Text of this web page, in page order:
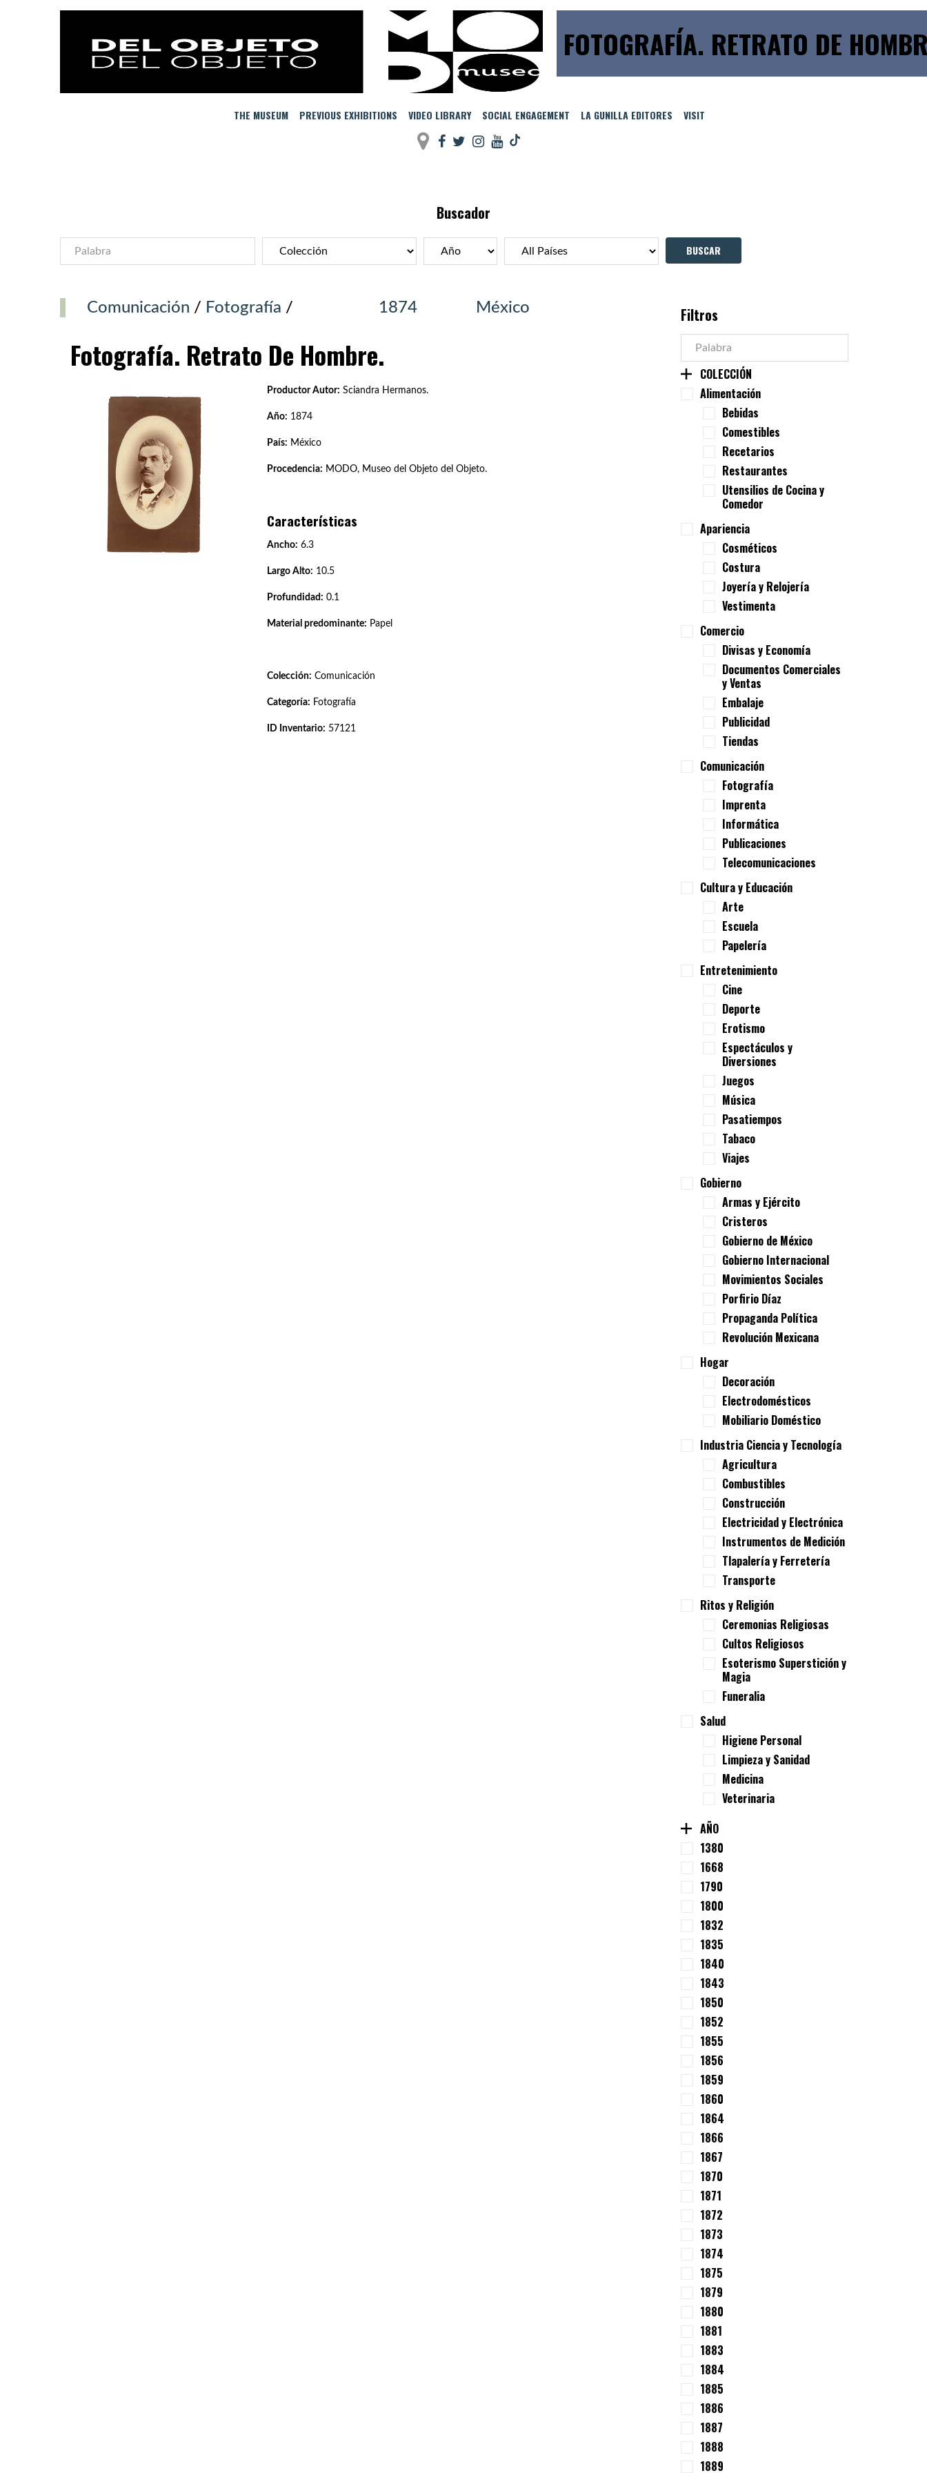
FOTOGRAFÍA. RETRATO DE
THE MUSEUM PREVIOUS EXHIBITIONS VIDEO LIBRARY SOCIAL ENGAGEMENT LA GUNILLA EDITORES VISIT
Buscador
Comunicación / Fotografía / 1874 México
Fotografía. Retrato De Hombre.
Productor Autor: Sciandra Hermanos.
Año: 1874
País: México
Procedencia: MODO, Museo del Objeto del Objeto.
Características
Ancho: 6.3
Largo Alto: 10.5
Profundidad: 0.1
Material predominante: Papel
Colección: Comunicación
Categoría: Fotografía
ID Inventario: 57121
Filtros
COLECCIÓN
Alimentación
Bebidas
Comestibles
Recetarios
Restaurantes
Utensilios de Cocina y
Comedor
Apariencia
Cosméticos
Costura
Joyería y Relojería
Vestimenta
Comercio
Divisas y Economía
Documentos Comerciales
y Ventas
Embalaje
Publicidad
Tiendas
Comunicación
Fotografía
Imprenta
Informática
Publicaciones
Telecomunicaciones
Cultura y Educación
Arte
Escuela
Papelería
Entretenimiento
Cine
Deporte
Erotismo
Espectáculos y
Diversiones
Juegos
Música
Pasatiempos
Tabaco
Viajes
Gobierno
Armas y Ejército
Cristeros
Gobierno de México
Gobierno Internacional
Movimientos Sociales
Porfirio Díaz
Propaganda Política
Revolución Mexicana
Hogar
Decoración
Electrodomésticos
Mobiliario Doméstico
Industria Ciencia y Tecnología
Agricultura
Combustibles
Construcción
Electricidad y Electrónica
Instrumentos de Medición
Tlapalería y Ferretería
Transporte
Ritos y Religión
Ceremonias Religiosas
Cultos Religiosos
Esoterismo Superstición y
Magia
Funeralia
Salud
Higiene Personal
Limpieza y Sanidad
Medicina
Veterinaria
AÑO
1380
1668
1790
1800
1832
1835
1840
1843
1850
1852
1855
1856
1859
1860
1864
1866
1867
1870
1871
1872
1873
1874
1875
1879
1880
1881
1883
1884
1885
1886
1887
1888
1889